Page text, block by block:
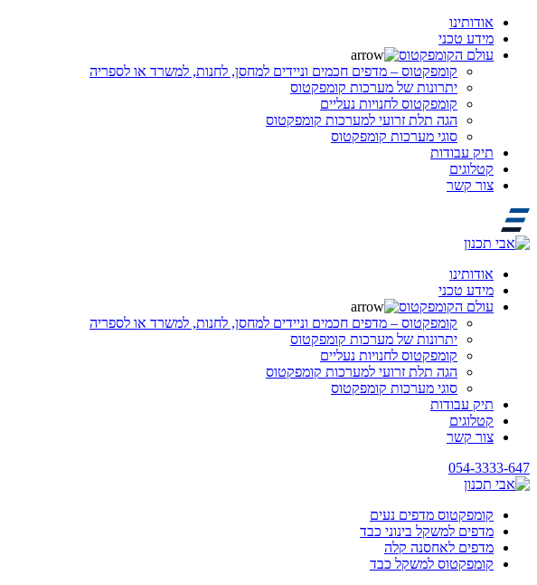
אודותינו
מידע טכני
עולם הקומפקטוס
קומפקטוס – מדפים חכמים וניידים למחסן, לחנות, למשרד או לספריה
יתרונות של מערכות קומפקטוס
קומפקטוס לחנויות נעליים
הגה תלת זרועי למערכות קומפקטוס
סוגי מערכות קומפקטוס
תיק עבודות
קטלוגים
צור קשר
אודותינו
מידע טכני
עולם הקומפקטוס
קומפקטוס – מדפים חכמים וניידים למחסן, לחנות, למשרד או לספריה
יתרונות של מערכות קומפקטוס
קומפקטוס לחנויות נעליים
הגה תלת זרועי למערכות קומפקטוס
סוגי מערכות קומפקטוס
תיק עבודות
קטלוגים
צור קשר
054-3333-647
קומפקטוס מדפים נעים
מדפים למשקל בינוני כבד
מדפים לאחסנה קלה
קומפקטוס למשקל כבד